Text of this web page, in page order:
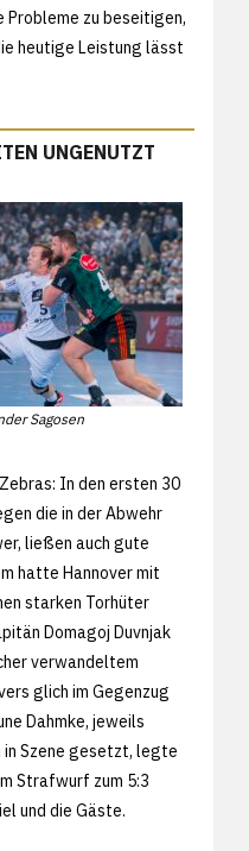
Probleme zu beseitigen,
heutige Leistung lässt
UNGENUTZT
Sagosen
In den ersten 30
die in der Abwehr
ließen auch gute
hatte Hannover mit
starken Torhüter
Domagoj Duvnjak
verwandeltem
glich im Gegenzug
Dahmke, jeweils
Szene gesetzt, legte
Strafwurf zum 5:3
und die Gäste.